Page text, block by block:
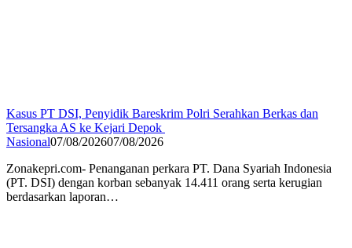
Kasus PT DSI, Penyidik Bareskrim Polri Serahkan Berkas dan
Tersangka AS ke Kejari Depok
Nasional07/08/202607/08/2026
Zonakepri.com- Penanganan perkara PT. Dana Syariah Indonesia
(PT. DSI) dengan korban sebanyak 14.411 orang serta kerugian
berdasarkan laporan…